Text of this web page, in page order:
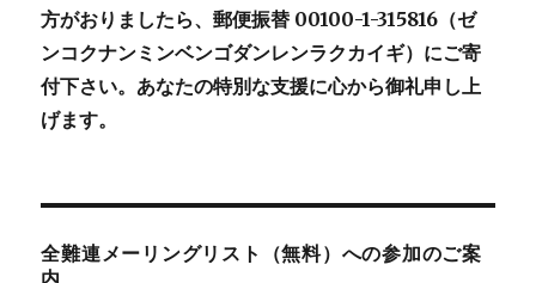
方がおりましたら、郵便振替 00100-1-315816（ゼ
ンコクナンミンベンゴダンレンラクカイギ）にご寄
付下さい。あなたの特別な支援に心から御礼申し上
げます。
全難連メーリングリスト（無料）への参加のご案